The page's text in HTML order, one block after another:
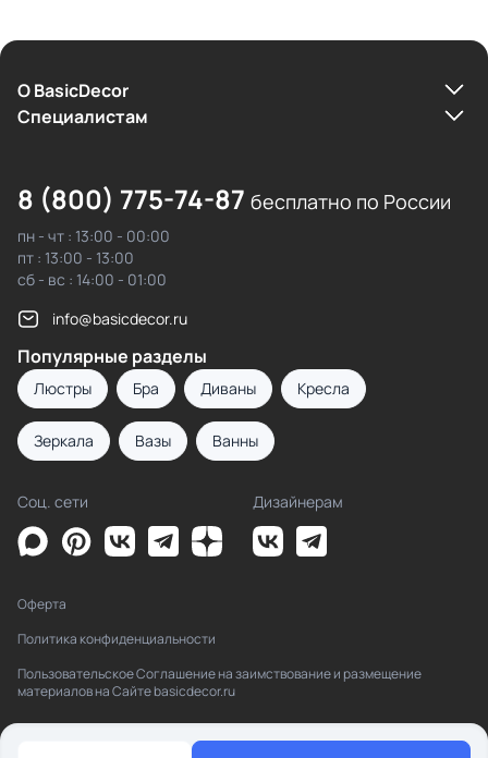
О BasicDecor
Cпециалистам
8 (800) 775-74-87 бесплатно по России
пн - чт : 13:00 - 00:00
пт : 13:00 - 13:00
сб - вс : 14:00 - 01:00
info@basicdecor.ru
Популярные разделы
Люстры Бра Диваны Кресла
Зеркала Вазы Ванны
Соц. сети Дизайнерам
Оферта
Политика конфиденциальности
Пользовательское Соглашение на заимствование и размещение
материалов на Сайте basicdecor.ru